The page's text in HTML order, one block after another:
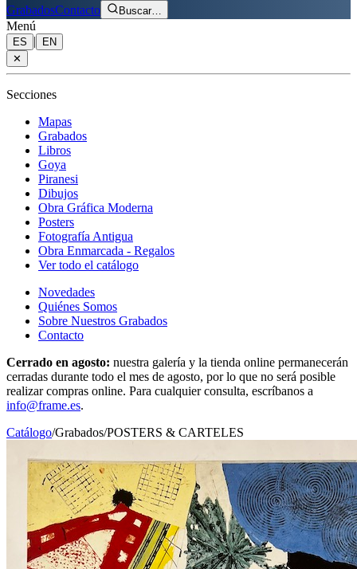
GrabadosContacto Buscar…
Menú
ES |
EN
✕
Secciones
Mapas
Grabados
Libros
Goya
Piranesi
Dibujos
Obra Gráfica Moderna
Posters
Fotografía Antigua
Obra Enmarcada - Regalos
Ver todo el catálogo
Novedades
Quiénes Somos
Sobre Nuestros Grabados
Contacto
Cerrado en agosto: nuestra galería y la tienda online permanecerán
cerradas durante todo el mes de agosto, por lo que no será posible
realizar compras online. Para cualquier consulta, escríbanos a
info@frame.es.
Catálogo/Grabados/POSTERS & CARTELES